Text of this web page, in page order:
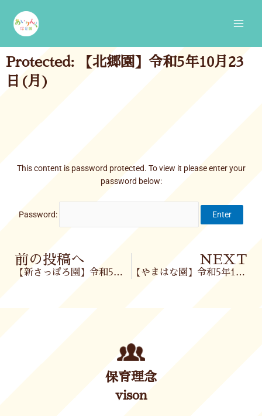
content
Protected: 【北郷園】令和5年10月23
日(月)
This content is password protected. To view it please enter your
password below:
Password:
Prev
前の投稿へ
【新さっぽろ園】令和5年10月23日(月)
NEXT
【やまはな園】令和5年10月23日(月)
保育理念
vison